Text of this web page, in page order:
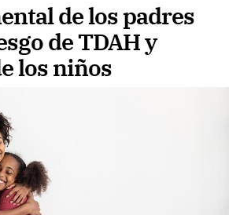
de los padres
de TDAH y
los niños